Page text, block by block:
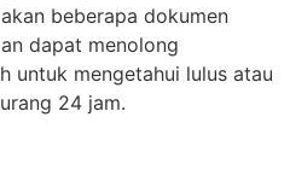
beberapa dokumen
dapat menolong
untuk mengetahui lulus atau
24 jam.